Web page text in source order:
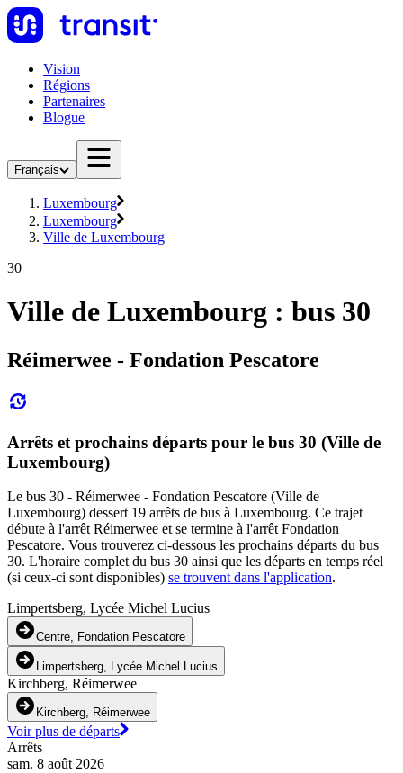
Vision
Régions
Partenaires
Blogue
Français
Luxembourg
Luxembourg
Ville de Luxembourg
30
Ville de Luxembourg : bus 30
Réimerwee - Fondation Pescatore
Arrêts et prochains départs pour le bus 30 (Ville de
Luxembourg)
Le bus 30 - Réimerwee - Fondation Pescatore (Ville de
Luxembourg) dessert 19 arrêts de bus à Luxembourg. Ce trajet
débute à l'arrêt Réimerwee et se termine à l'arrêt Fondation
Pescatore. Vous trouverez ci-dessous les prochains départs du bus
30. L'horaire complet du bus 30 ainsi que les départs en temps réel
(si ceux-ci sont disponibles) se trouvent dans l'application.
Limpertsberg, Lycée Michel Lucius
Centre, Fondation Pescatore
Limpertsberg, Lycée Michel Lucius
Kirchberg, Réimerwee
Kirchberg, Réimerwee
Voir plus de départs
Arrêts
sam. 8 août 2026